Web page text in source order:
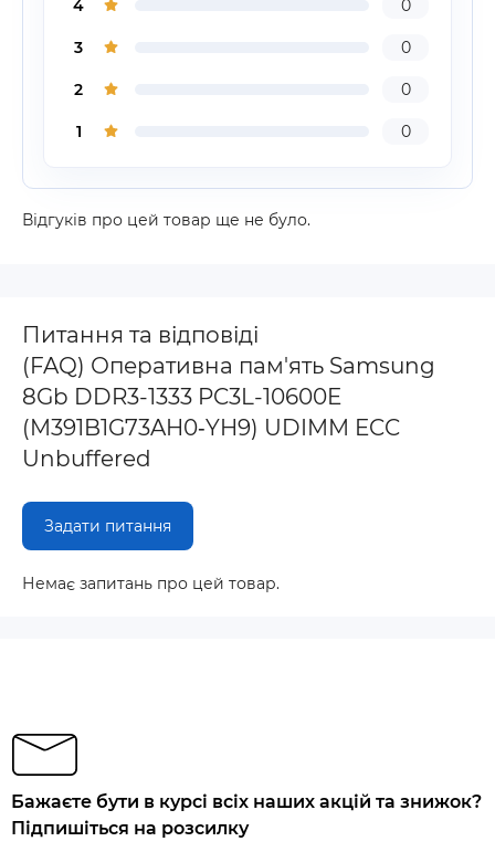
4 0
3 0
2 0
1 0
Відгуків про цей товар ще не було.
Питання та відповіді
(FAQ) Оперативна пам'ять Samsung
8Gb DDR3-1333 PC3L-10600E
(M391B1G73AH0‐YH9) UDIMM ECC
Unbuffered
Задати питання
Немає запитань про цей товар.
Бажаєте бути в курсі всіх наших акцій та знижок?
Підпишіться на розсилку